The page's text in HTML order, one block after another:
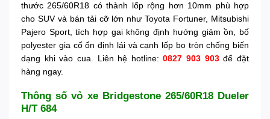
thước 265/60R18 có thành lốp rộng hơn 10mm phù hợp
cho SUV và bán tải cỡ lớn như Toyota Fortuner, Mitsubishi
Pajero Sport, tích hợp gai không định hướng giảm ồn, bố
polyester gia cố ổn định lái và cạnh lốp bo tròn chống biến
dạng khi vào cua. Liên hệ hotline:0827 903 903để đặt
hàng ngay.
Thông số vỏ xe Bridgestone 265/60R18 Dueler
H/T 684